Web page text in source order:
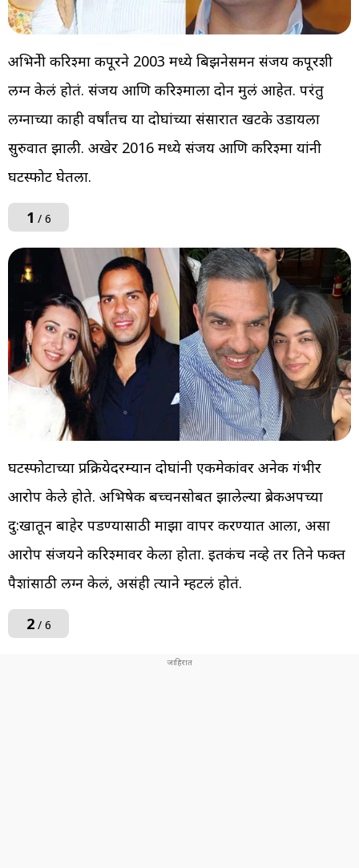
अभिनेत्री करिश्मा कपूरने 2003 मध्ये बिझनेसमन संजय कपूरशी
लग्न केलं होतं. संजय आणि करिश्माला दोन मुलं आहेत. परंतु
लग्नाच्या काही वर्षांतच या दोघांच्या संसारात खटके उडायला
सुरुवात झाली. अखेर 2016 मध्ये संजय आणि करिश्मा यांनी
घटस्फोट घेतला.
1 / 6
घटस्फोटाच्या प्रक्रियेदरम्यान दोघांनी एकमेकांवर अनेक गंभीर
आरोप केले होते. अभिषेक बच्चनसोबत झालेल्या ब्रेकअपच्या
दु:खातून बाहेर पडण्यासाठी माझा वापर करण्यात आला, असा
आरोप संजयने करिश्मावर केला होता. इतकंच नव्हे तर तिने फक्त
पैशांसाठी लग्न केलं, असंही त्याने म्हटलं होतं.
2/ 6